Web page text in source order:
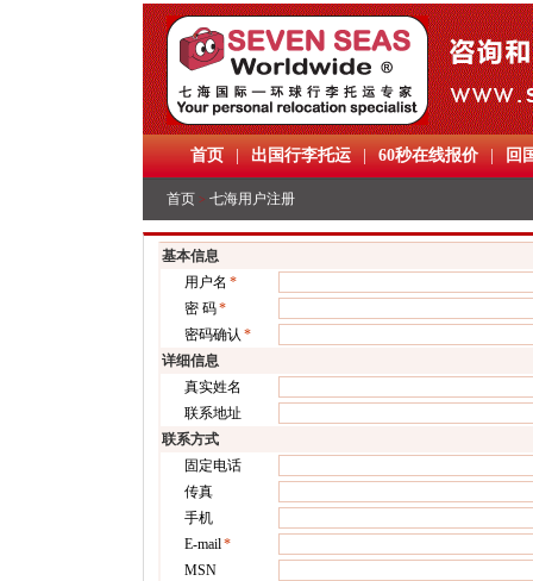
首页 | 出国行李托运 | 60秒在线报价 | 回
首页 > 七海用户注册
基本信息
用户名 *
密 码*
密码确认 *
详细信息
真实姓名
联系地址
联系方式
固定电话
传真
手机
E-mail*
MSN